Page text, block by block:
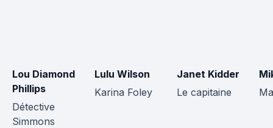
Lou Diamond
Phillips
Détective
Simmons
Lulu Wilson
Karina Foley
Janet Kidder
Le capitaine